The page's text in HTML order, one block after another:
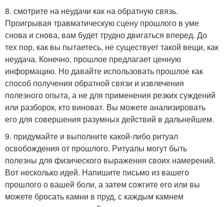
8. смотрите на неудачи как на обратную связь.
Проигрывая травматическую сцену прошлого в уме
снова и снова, вам будет трудно двигаться вперед. До
тех пор, как вы пытаетесь, не существует такой вещи, как
неудача. Конечно, прошлое предлагает ценную
информацию. Но давайте использовать прошлое как
способ получения обратной связи и извлечения
полезного опыта, а не для применения резких суждений
или разборок, кто виноват. Вы можете анализировать
его для совершения разумных действий в дальнейшем.
9. придумайте и выполните какой-либо ритуал
освобождения от прошлого. Ритуалы могут быть
полезны для физического выражения своих намерений.
Вот несколько идей. Напишите письмо из вашего
прошлого о вашей боли, а затем сожгите его или вы
можете бросать камни в пруд, с каждым камнем